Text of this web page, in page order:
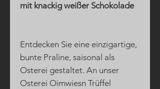
mit knackig weißer Schokolade
Entdecken Sie eine einzigartige,
bunte Praline, saisonal als
Osterei gestaltet. An unser
Osterei Oimwiesn Trüffel